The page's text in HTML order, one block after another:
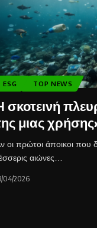
ESG TOP NEWS
σκοτεινή
μιας
οι πρώτοι άποικοι που
αιώνες…
04/2026